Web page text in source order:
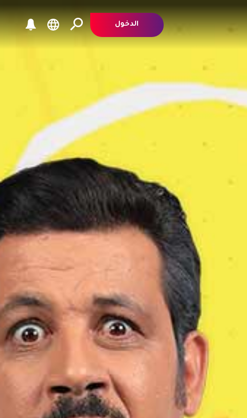
الدخول